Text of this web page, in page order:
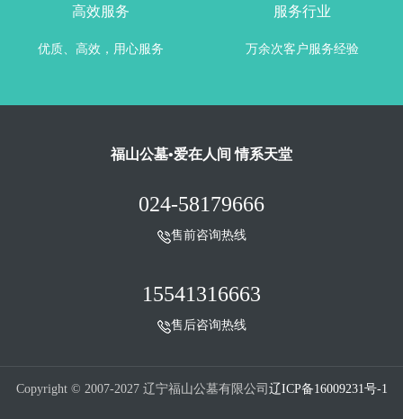
高效服务
优质、高效，用心服务
服务行业
万余次客户服务经验
福山公墓•爱在人间 情系天堂
024-58179666
售前咨询热线
15541316663
售后咨询热线
Copyright © 2007-2027 辽宁福山公墓有限公司 辽ICP备16009231号-1